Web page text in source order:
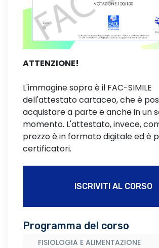
ATTENZIONE!
L'immagine sopra è il FAC-SIMILE
dell'attestato cartaceo, che è
acquistare a parte e anche in un
momento. L'attestato, invece,
prezzo è in formato digitale ed è
certificatori.
ISCRIVITI AL CORSO
Programma del corso
FISIOLOGIA E ALIMENTAZIONE